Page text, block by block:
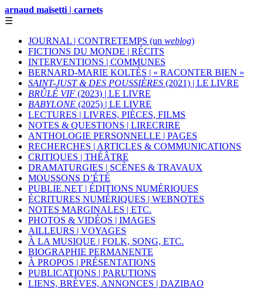
arnaud maïsetti | carnets
☰
JOURNAL | CONTRETEMPS (un weblog)
FICTIONS DU MONDE | RÉCITS
INTERVENTIONS | COMMUNES
BERNARD-MARIE KOLTÈS | « RACONTER BIEN »
SAINT-JUST & DES POUSSIÈRES (2021) | LE LIVRE
BRÛLÉ VIF (2023) | LE LIVRE
BABYLONE (2025) | LE LIVRE
LECTURES | LIVRES, PIÈCES, FILMS
NOTES & QUESTIONS | LIRECRIRE
ANTHOLOGIE PERSONNELLE | PAGES
RECHERCHES | ARTICLES & COMMUNICATIONS
CRITIQUES | THÉÂTRE
DRAMATURGIES | SCÈNES & TRAVAUX
MOUSSONS D’ÉTÉ
PUBLIE.NET | ÉDITIONS NUMÉRIQUES
ÉCRITURES NUMÉRIQUES | WEBNOTES
NOTES MARGINALES | ETC.
PHOTOS & VIDÉOS | IMAGES
AILLEURS | VOYAGES
À LA MUSIQUE | FOLK, SONG, ETC.
BIOGRAPHIE PERMANENTE
À PROPOS | PRÉSENTATIONS
PUBLICATIONS | PARUTIONS
LIENS, BRÈVES, ANNONCES | DAZIBAO